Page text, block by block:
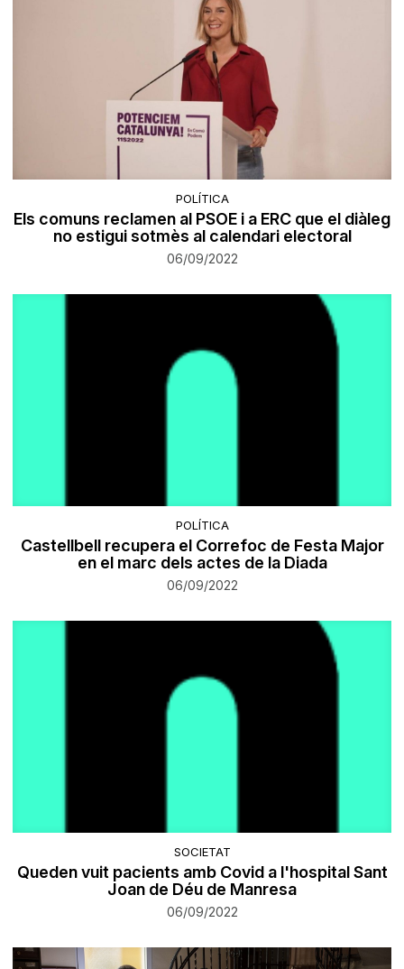
POLÍTICA
Els comuns reclamen al PSOE i a ERC que el diàleg
no estigui sotmès al calendari electoral
06/09/2022
POLÍTICA
Castellbell recupera el Correfoc de Festa Major
en el marc dels actes de la Diada
06/09/2022
SOCIETAT
Queden vuit pacients amb Covid a l'hospital Sant
Joan de Déu de Manresa
06/09/2022